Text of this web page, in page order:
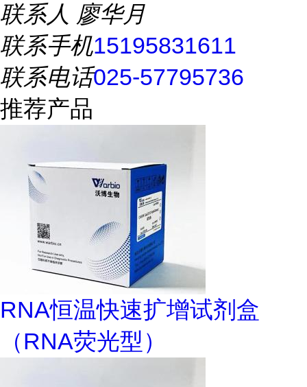
联系人 廖华月
联系手机15195831611
联系电话025-57795736
推荐产品
RNA恒温快速扩增试剂盒
（RNA荧光型）